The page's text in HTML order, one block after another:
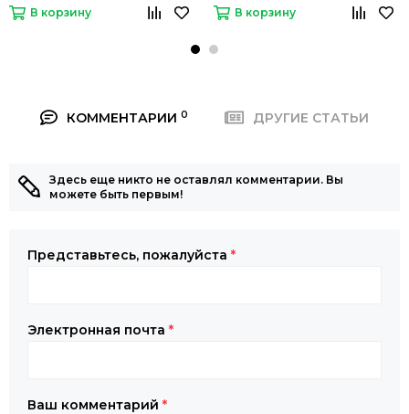
В корзину В корзину
КОММЕНТАРИИ 0 ДРУГИЕ СТАТЬИ
Здесь еще никто не оставлял комментарии. Вы
можете быть первым!
Представьтесь, пожалуйста *
Электронная почта *
Ваш комментарий *